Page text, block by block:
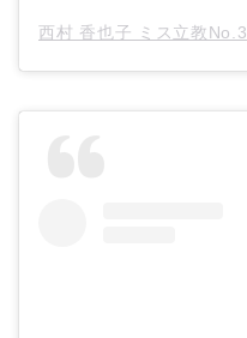
西村 香也子 ミス立教No.3